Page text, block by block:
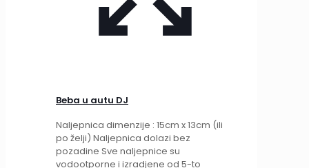
Beba u autu DJ
Naljepnica dimenzije : 15cm x 13cm (ili
po želji) Naljepnica dolazi bez
pozadine Sve naljepnice su
vodootporne i izradjene od 5-to